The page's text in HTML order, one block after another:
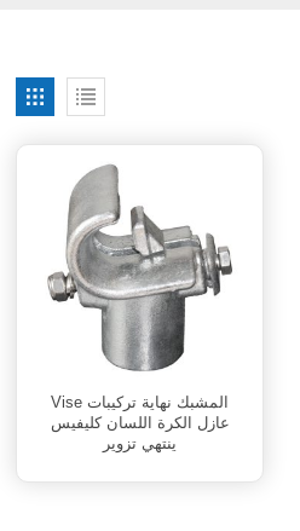
Vise المشبك نهاية تركيبات
عازل الكرة اللسان كليفيس
ينتهي تزوير